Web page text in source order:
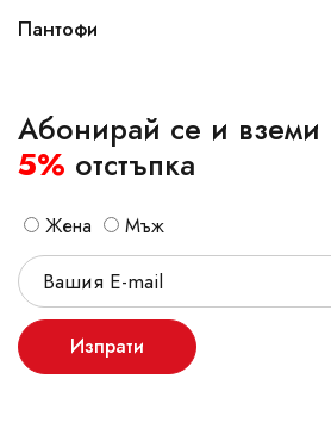
Пантофи
Абонирай се и вземи
5% отстъпка
Жена Мъж
Изпрати